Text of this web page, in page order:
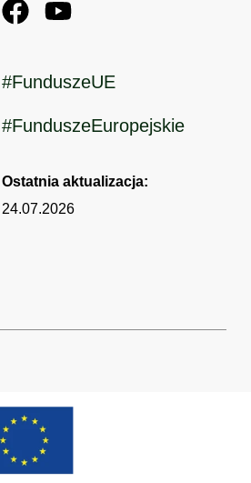
#FunduszeUE
#FunduszeEuropejskie
Ostatnia aktualizacja:
24.07.2026